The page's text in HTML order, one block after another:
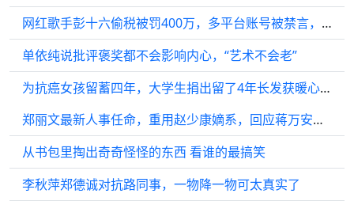
网红歌手彭十六偷税被罚400万，多平台账号被禁言，事业彻底凉凉
单依纯说批评褒奖都不会影响内心，“艺术不会老”
为抗癌女孩留蓄四年，大学生捐出留了4年长发获暖心礼物
郑丽文最新人事任命，重用赵少康嫡系，回应蒋万安我是台湾人
从书包里掏出奇奇怪怪的东西 看谁的最搞笑
李秋萍郑德诚对抗路同事，一物降一物可太真实了